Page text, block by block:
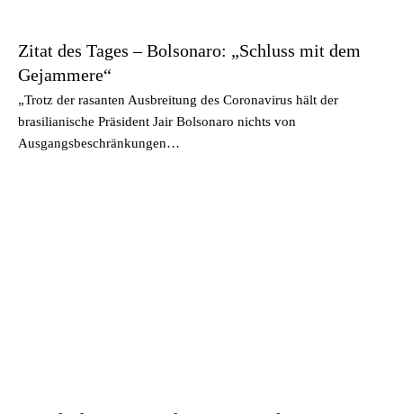
Zitat des Tages – Bolsonaro: „Schluss mit dem
Gejammere“
„Trotz der rasanten Ausbreitung des Coronavirus hält der
brasilianische Präsident Jair Bolsonaro nichts von
Ausgangsbeschränkungen…